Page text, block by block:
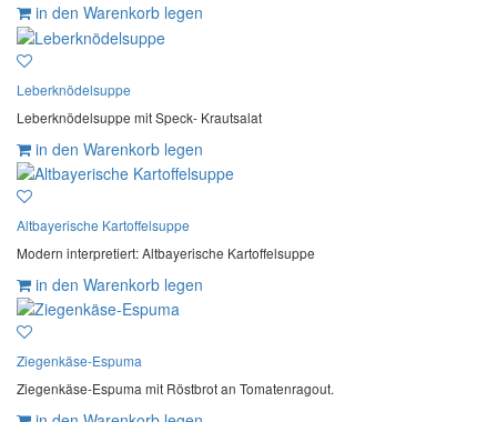
in den Warenkorb legen
Leberknödelsuppe
Leberknödelsuppe mit Speck- Krautsalat
in den Warenkorb legen
Altbayerische Kartoffelsuppe
Modern interpretiert: Altbayerische Kartoffelsuppe
in den Warenkorb legen
Ziegenkäse-Espuma
Ziegenkäse-Espuma mit Röstbrot an Tomatenragout.